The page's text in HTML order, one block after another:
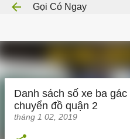
Chuyển đến
Gọi Có Ngay
Danh sách số xe ba
chuyển đồ quận 2
tháng 1 02, 2019